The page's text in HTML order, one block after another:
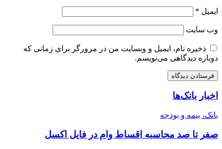
ایمیل *
وب‌ سایت
ذخیره نام، ایمیل و وبسایت من در مرورگر برای زمانی که
دوباره دیدگاهی می‌نویسم.
اخبار بانک‌ها
بانک، بیمه و بودجه
صفر تا صد محاسبه اقساط وام در فایل اکسل